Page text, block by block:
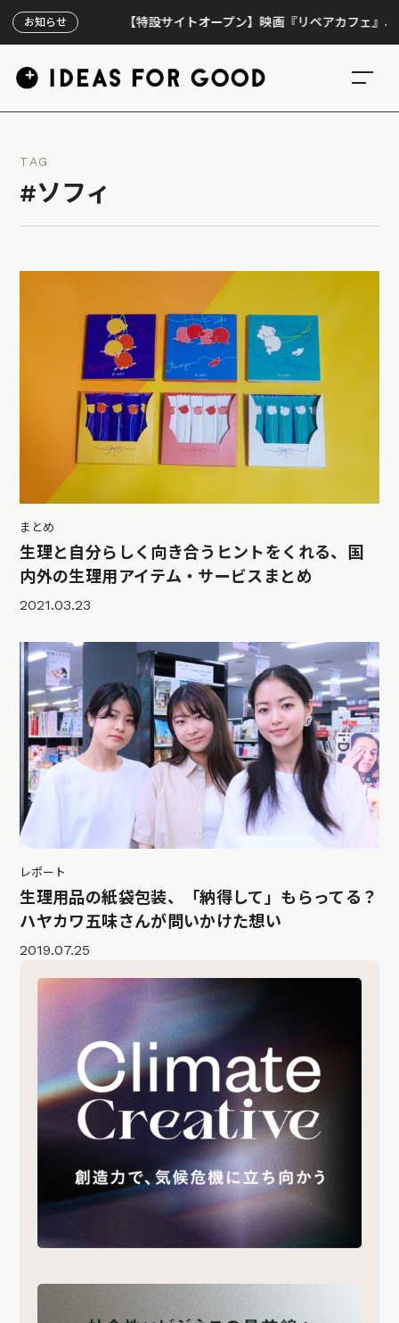
お知らせ 【特設サイトオープン】映画『リペアカフェ』、上映
TAG
#ソフィ
まとめ
生理と自分らしく向き合うヒントをくれる、国
内外の生理用アイテム・サービスまとめ
2021.03.23
レポート
生理用品の紙袋包装、「納得して」もらってる？
ハヤカワ五味さんが問いかけた想い
2019.07.25